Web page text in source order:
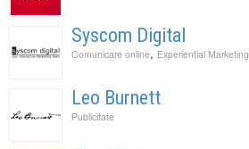
Syscom Digital
Comunicare online, Experiential Marketing
Leo Burnett
Publicitate